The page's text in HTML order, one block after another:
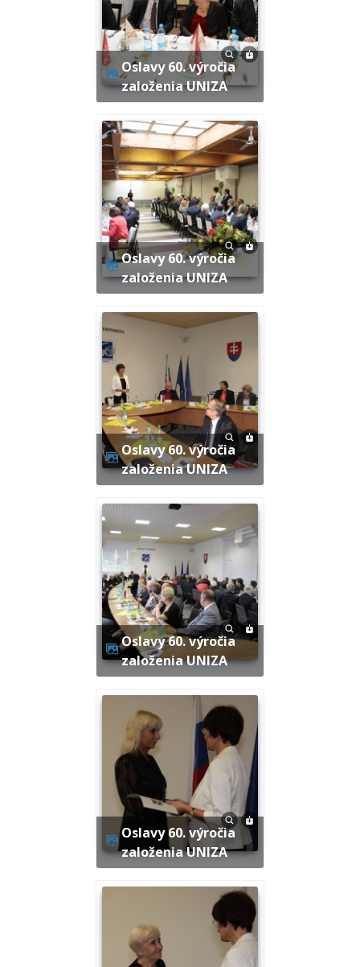
Oslavy 60. výročia
založenia UNIZA
Oslavy 60. výročia
založenia UNIZA
Oslavy 60. výročia
založenia UNIZA
Oslavy 60. výročia
založenia UNIZA
Oslavy 60. výročia
založenia UNIZA